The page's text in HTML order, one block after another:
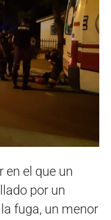
en el que un
por un
fuga, un menor